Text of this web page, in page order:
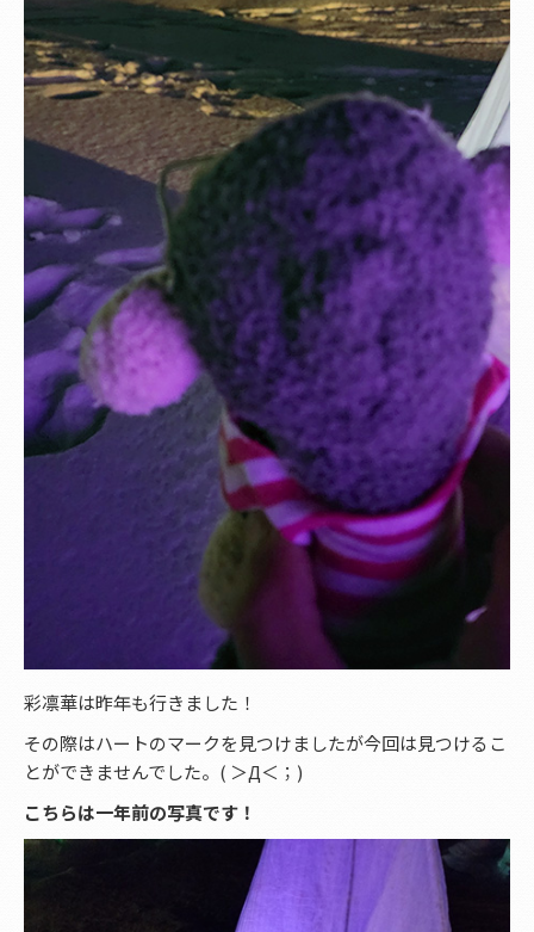
彩凛華は昨年も行きました！
その際はハートのマークを見つけましたが今回は見つけるこ
とができませんでした。( ＞Д＜；)
こちらは一年前の写真です！